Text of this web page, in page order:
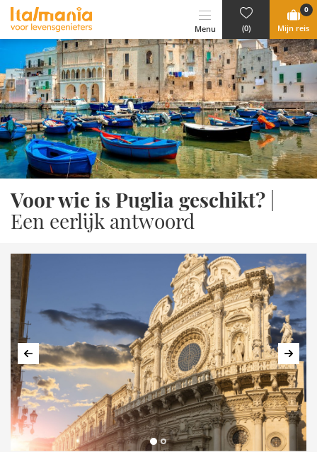
Ga naar content
Menu (0)
0
Mijn reis
Voor wie is Puglia geschikt?
Een eerlijk antwoord
Vorige